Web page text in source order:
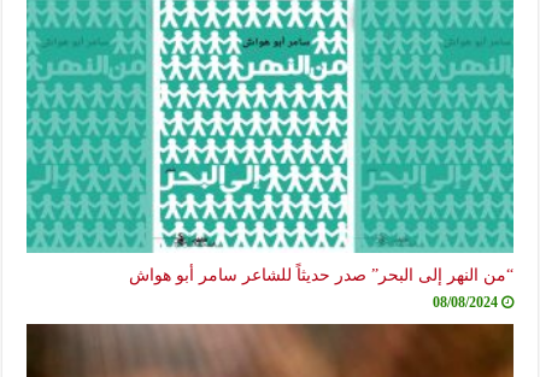
“من النهر إلى البحر” صدر حديثاً للشاعر سامر أبو هواش
08/08/2024